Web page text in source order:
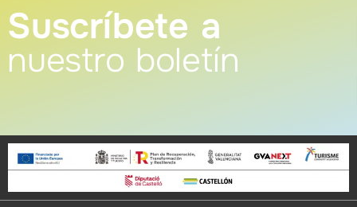
Suscríbete a
nuestro boletín